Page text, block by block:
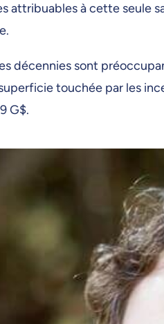
attribuables à cette seule
décennies sont
touchée par les
G$.